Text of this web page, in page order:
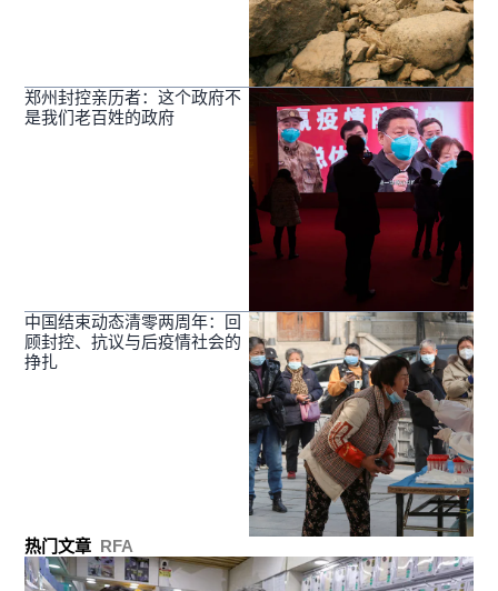
郑州封控亲历者：这个政府不
是我们老百姓的政府
中国结束动态清零两周年：回
顾封控、抗议与后疫情社会的
挣扎
热门文章 RFA